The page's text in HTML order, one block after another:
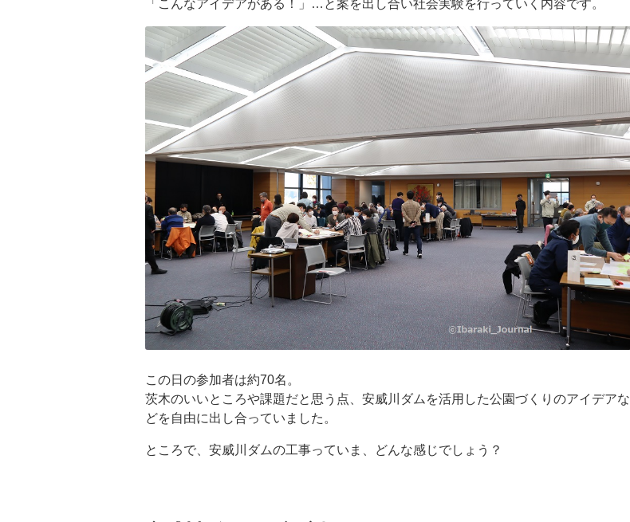
「こんなアイデアがある！」…と案を出し合い社会実験を行っていく内容です。
この日の参加者は約70名。
茨木のいいところや課題だと思う点、安威川ダムを活用した公園づくりのアイデアな
どを自由に出し合っていました。
ところで、安威川ダムの工事っていま、どんな感じでしょう？